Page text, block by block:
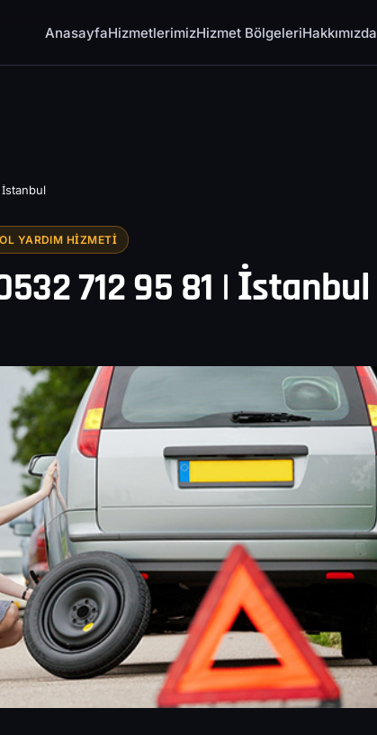
AnasayfaHizmetlerimizHizmet BölgeleriHakkımızda
İstanbul
YARDIM HIZMETI
712 95 81 | İstanbul